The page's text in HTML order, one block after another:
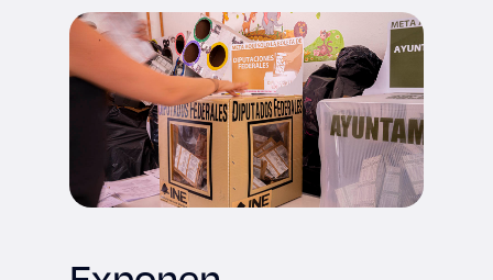
Prepa ITESO
Sustentabilidad